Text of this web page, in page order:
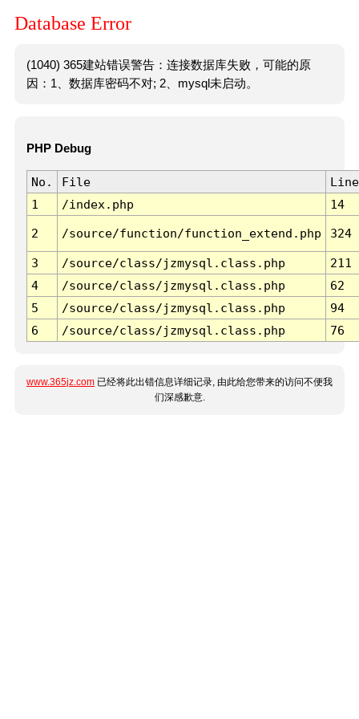
Database Error
(1040) 365建站错误警告：连接数据库失败，可能的原
因：1、数据库密码不对; 2、mysql未启动。
PHP Debug
No. File
Line
1
/index.php 14
2 /source/function/function_extend.php 324
3 /source/class/jzmysql.class.php
211
4
/source/class/jzmysql.class.php
62
5
/source/class/jzmysql.class.php
94
6
/source/class/jzmysql.class.php 76
www.365jz.com 已经将此出错信息详细记录, 由此给您带来的访问不便我
们深感歉意.